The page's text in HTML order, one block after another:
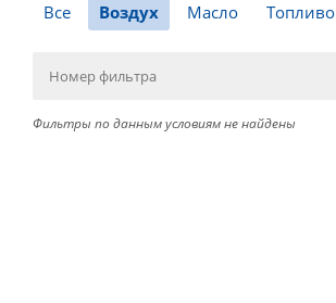
Все Воздух Масло Топливо
Фильтры по данным условиям не найдены